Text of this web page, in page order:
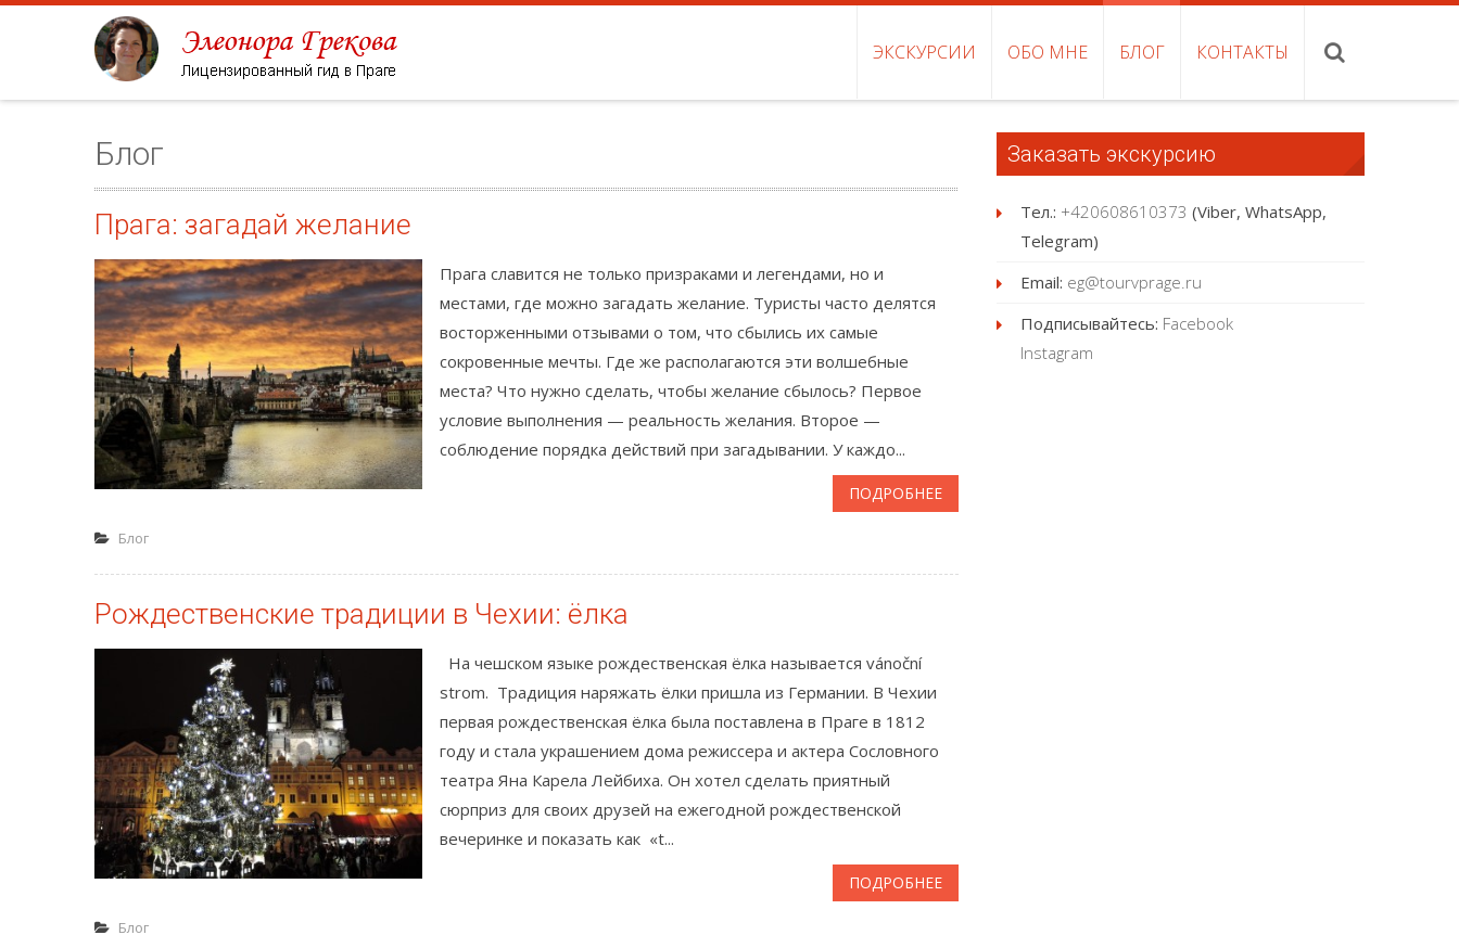
ЭКСКУРСИИ ОБО МНЕ БЛОГ КОНТАКТЫ
Блог
Прага: загадай желание
Прага славится не только призраками и легендами, но и
местами, где можно загадать желание. Туристы часто делятся
восторженными отзывами о том, что сбылись их самые
сокровенные мечты. Где же располагаются эти волшебные
места? Что нужно сделать, чтобы желание сбылось? Первое
условие выполнения — реальность желания. Второе —
соблюдение порядка действий при загадывании. У каждо...
ПОДРОБНЕЕ
Блог
Рождественские традиции в Чехии: ёлка
На чешском языке рождественская ёлка называется vánoční
strom. Традиция наряжать ёлки пришла из Германии. В Чехии
первая рождественская ёлка была поставлена в Праге в 1812
году и стала украшением дома режиссера и актера Сословного
театра Яна Карела Лейбиха. Он хотел сделать приятный
сюрприз для своих друзей на ежегодной рождественской
вечеринке и показать как «t...
ПОДРОБНЕЕ
Блог
Заказать экскурсию
Тел.: +420608610373 (Viber, WhatsApp,
Telegram)
Email: eg@tourvprage.ru
Подписывайтесь: Facebook
Instagram